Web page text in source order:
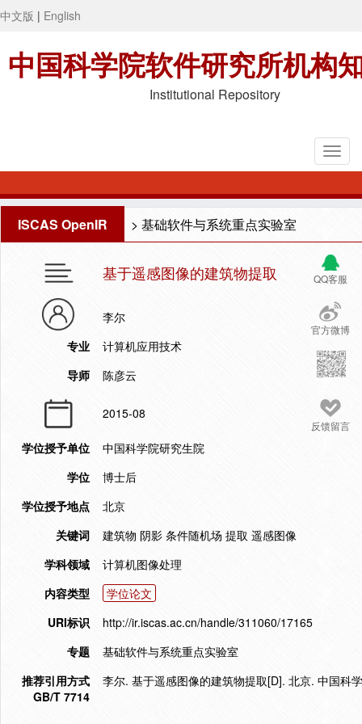
中文版 | English
中国科学院软件研究所机构
Institutional Repository
ISCAS OpenIR > 基础软件与系统重点实验室
QQ客服
官方微博
反馈留言
基于遥感图像的建筑物提取
李尔
专业
计算机应用技术
导师
陈彦云
2015-08
学位授予单位
中国科学院研究生院
学位
博士后
学位授予地点
北京
关键词
建筑物 阴影 条件随机场 提取 遥感图像
学科领域
计算机图像处理
内容类型
学位论文
URI标识
http://ir.iscas.ac.cn/handle/311060/17165
专题
基础软件与系统重点实验室
推荐引用方式
GB/T 7714
李尔. 基于遥感图像的建筑物提取[D]. 北京. 中国科